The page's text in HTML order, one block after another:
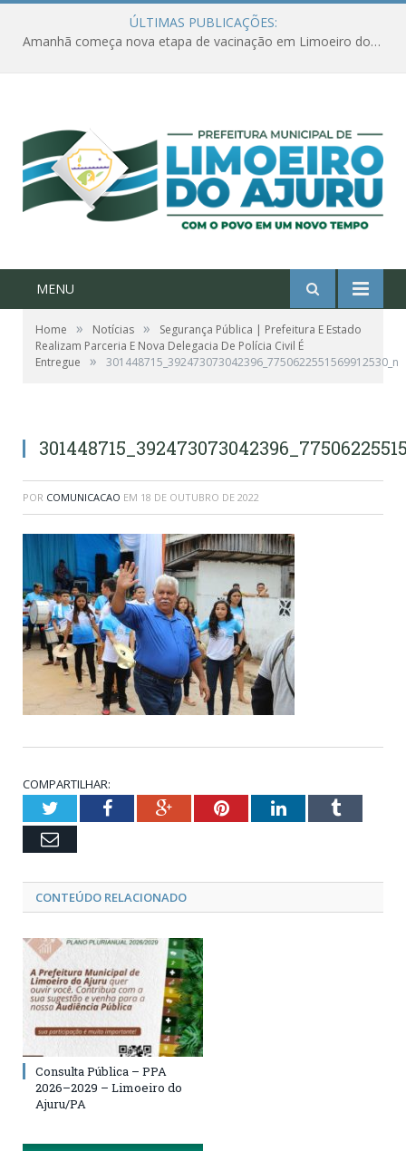
ÚLTIMAS PUBLICAÇÕES:
Amanhã começa nova etapa de vacinação em Limoeiro do Ajuru para idosos com 65 ou mais
MENU
Home » Notícias »
Segurança Pública | Prefeitura E Estado
Realizam Parceria E Nova Delegacia De Polícia Civil É
Entregue
» 301448715_392473073042396_7750622551569912530_n
POR COMUNICACAO EM 18 DE OUTUBRO DE 2022
COMPARTILHAR:
TwitterFacebookGoogle+PinterestLinkedInTumblr
Email
CONTEÚDO RELACIONADO
Consulta Pública – PPA
2026–2029 – Limoeiro do
Ajuru/PA